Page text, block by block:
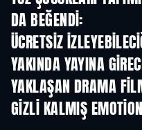
DA BEĞENDI:
ÜCRETSIZ
YAKINDA YAYINA
YAKLAŞAN DRAMA
GIZLI KALMIŞ